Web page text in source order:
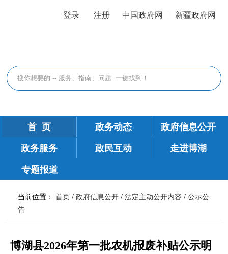
登录 注册 中国政府网 新疆政府网
首 页 政务动态 政府信息公开
政务服务 政民互动 走进博湖
专题报道
当前位置： 首页 / 政府信息公开 / 法定主动公开内容 / 公示公
告
博湖县2026年第一批农机报废补贴公示明